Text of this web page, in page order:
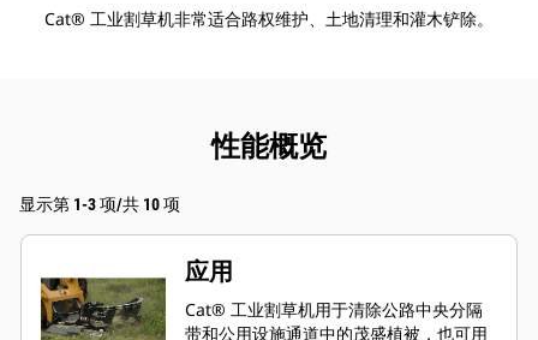
Cat® 工业割草机非常适合路权维护、土地清理和灌木铲除。
性能概览
显示第 1-3 项/共 10 项
应用
Cat® 工业割草机用于清除公路中央分隔
带和公用设施通道中的茂盛植被，也可用